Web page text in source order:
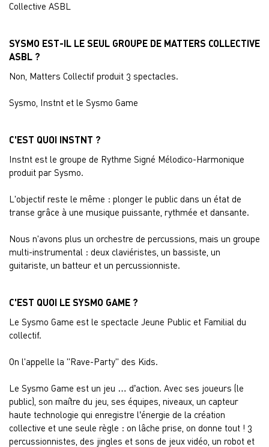
Collective ASBL
SYSMO EST-IL LE SEUL GROUPE DE MATTERS COLLECTIVE
ASBL ?
Non, Matters Collectif produit 3 spectacles.
Sysmo, Instnt et le Sysmo Game
C'EST QUOI INSTNT ?
Instnt est le groupe de Rythme Signé Mélodico-Harmonique
produit par Sysmo.
L'objectif reste le même : plonger le public dans un état de
transe grâce à une musique puissante, rythmée et dansante.
Nous n'avons plus un orchestre de percussions, mais un groupe
multi-instrumental : deux claviéristes, un bassiste, un
guitariste, un batteur et un percussionniste.
C'EST QUOI LE SYSMO GAME ?
Le Sysmo Game est le spectacle Jeune Public et Familial du
collectif.
On l'appelle la "Rave-Party" des Kids.
Le Sysmo Game est un jeu … d’action. Avec ses joueurs (le
public), son maître du jeu, ses équipes, niveaux, un capteur
haute technologie qui enregistre l’énergie de la création
collective et une seule règle : on lâche prise, on donne tout ! 3
percussionnistes, des jingles et sons de jeux vidéo, un robot et